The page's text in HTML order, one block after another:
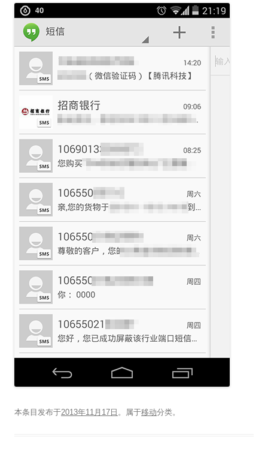
本条目发布于2013年11月17日 。属于移动分类。